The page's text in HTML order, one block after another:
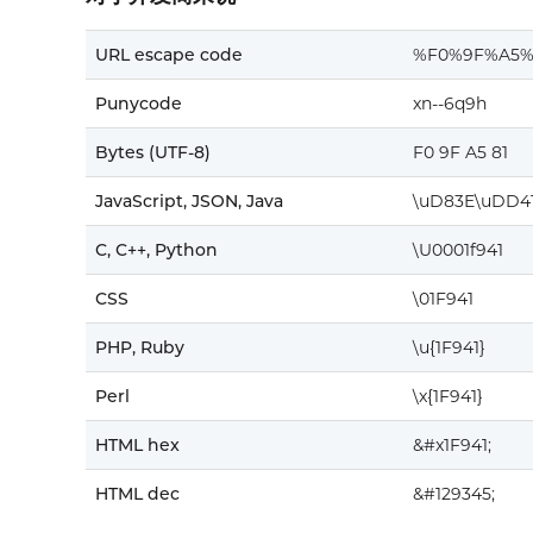
URL escape code
Punycode xn--6q9h
Bytes (UTF-8) F0 9F A5 81
JavaScript, JSON, Java
C, C++, Python \U0001f941
CSS \01F941
PHP, Ruby \u{1F941}
Perl \x{1F941}
HTML hex &#x1F941;
HTML dec &#129345;